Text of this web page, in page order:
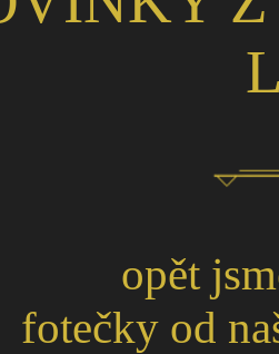
opět
fotečky od